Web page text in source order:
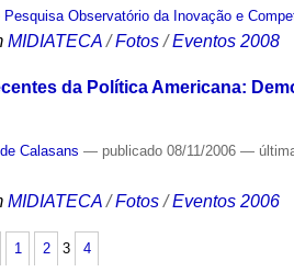
Pesquisa Observatório da Inovação e
MIDIATECA /Fotos /Eventos 2008
da Política Americana:
Calasans — publicado 08/11/2006—
MIDIATECA /Fotos /Eventos 2006
1 2 3 4